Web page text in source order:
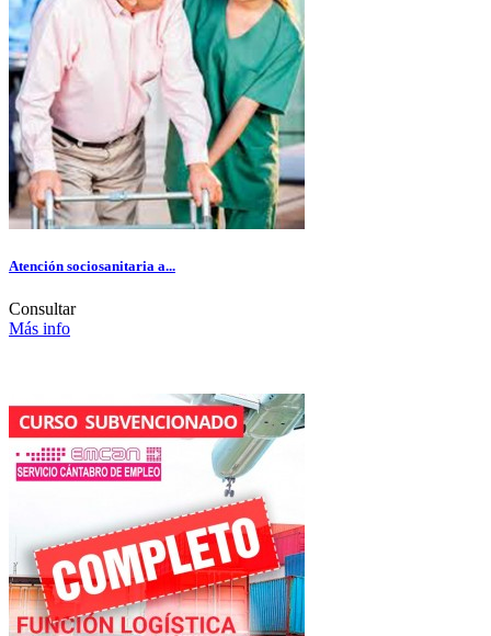
Atención sociosanitaria a...
Consultar
Más info